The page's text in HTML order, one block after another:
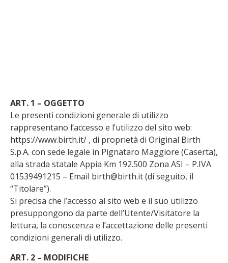
ART. 1 – OGGETTO
Le presenti condizioni generale di utilizzo
rappresentano l’accesso e l’utilizzo del sito web:
https://www.birth.it/ , di proprietà di Original Birth
S.p.A. con sede legale in Pignataro Maggiore (Caserta),
alla strada statale Appia Km 192.500 Zona ASI – P.IVA
01539491215 – Email birth@birth.it (di seguito, il
“Titolare”).
Si precisa che l’accesso al sito web e il suo utilizzo
presuppongono da parte dell’Utente/Visitatore la
lettura, la conoscenza e l’accettazione delle presenti
condizioni generali di utilizzo.
ART. 2 – MODIFICHE